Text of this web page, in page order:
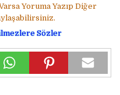
Yoruma Yazıp Diğer
Sözler